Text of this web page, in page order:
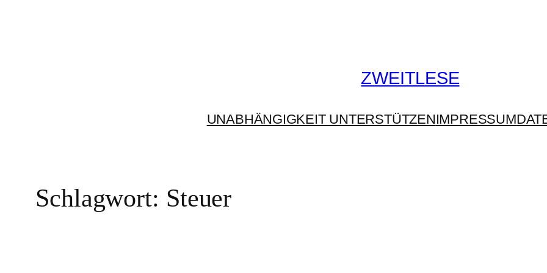
ZWEITLESE
UNABHÄNGIGKEIT UNTERSTÜTZENIMPRESSUM
Schlagwort: Steuer